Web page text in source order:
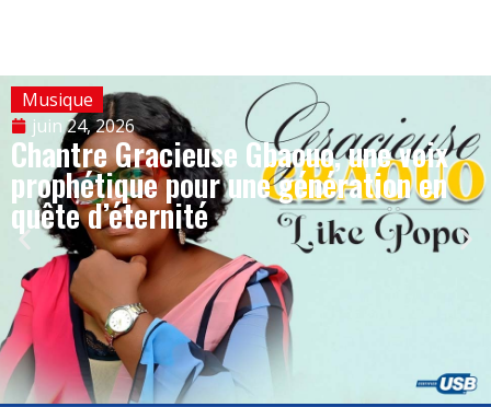
Musique
juin 24, 2026
Chantre Gracieuse Gbaouo, une voix
prophétique pour une génération en
quête d’éternité